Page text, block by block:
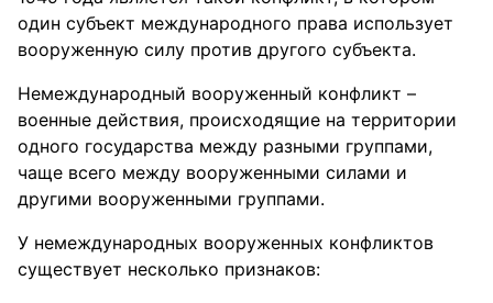
один субъект международного права использует
вооруженную силу против другого субъекта.
Немеждународный вооруженный конфликт –
военные действия, происходящие на территории
одного государства между разными группами,
чаще всего между вооруженными силами и
другими вооруженными группами.
У немеждународных вооруженных конфликтов
существует несколько признаков: